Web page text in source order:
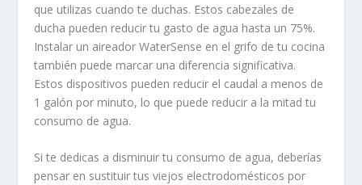
que utilizas cuando te duchas. Estos cabezales de
ducha pueden reducir tu gasto de agua hasta un 75%.
Instalar un aireador WaterSense en el grifo de tu cocina
también puede marcar una diferencia significativa.
Estos dispositivos pueden reducir el caudal a menos de
1 galón por minuto, lo que puede reducir a la mitad tu
consumo de agua.
Si te dedicas a disminuir tu consumo de agua, deberías
pensar en sustituir tus viejos electrodomésticos por